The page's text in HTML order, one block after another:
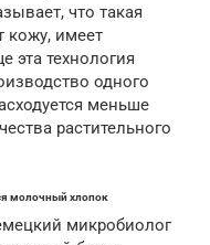
что такая
кожу, имеет
эта технология
одного
меньше
растительного
молочный хлопок
микробиолог